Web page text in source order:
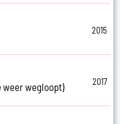
2015
weer wegloopt)
2017